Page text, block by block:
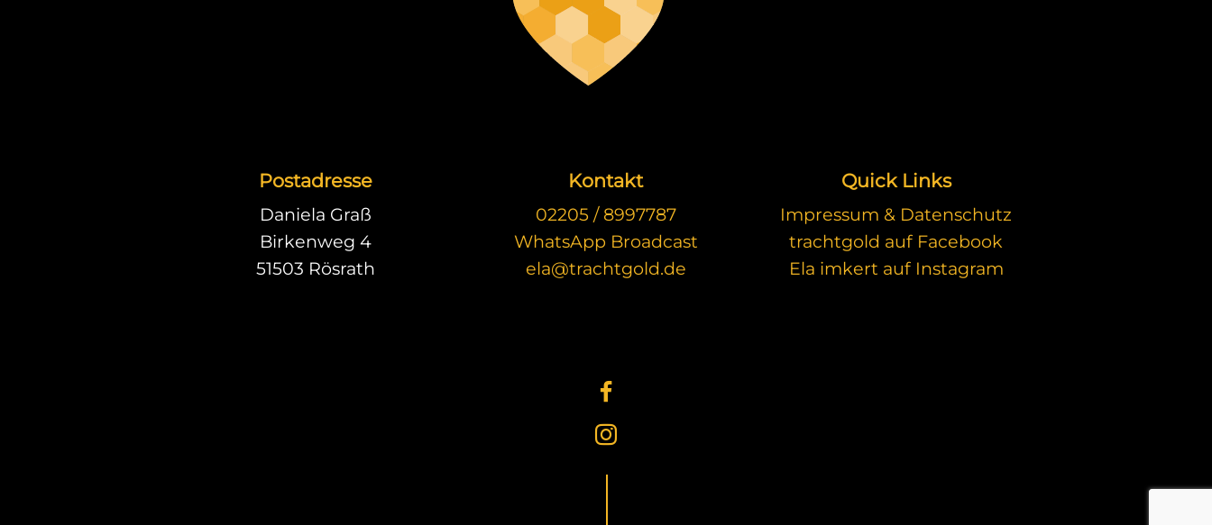
Postadresse
Daniela Graß
Birkenweg 4
51503 Rösrath
Kontakt
02205 / 8997787
WhatsApp Broadcast
ela@trachtgold.de
Quick Links
Impressum & Datenschutz
trachtgold auf Facebook
Ela imkert auf Instagram